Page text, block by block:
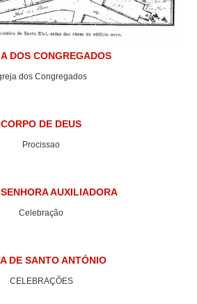
DOS CONGREGADOS
dos Congregados
CORPO DE DEUS
Procissao
AUXILIADORA
Celebração
DE SANTO ANTÓNIO
CELEBRAÇÕES